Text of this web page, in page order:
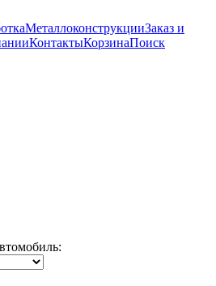
МеталлоконструкцииЗаказ и
КонтактыКорзинаПоиск